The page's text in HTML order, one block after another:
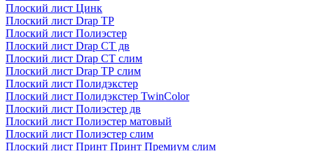
Плоский лист Цинк
Плоский лист Drap ТР
Плоский лист Полиэстер
Плоский лист Drap СТ дв
Плоский лист Drap СТ слим
Плоский лист Drap ТР слим
Плоский лист Полидэкстер
Плоский лист Полидэкстер TwinColor
Плоский лист Полиэстер дв
Плоский лист Полиэстер матовый
Плоский лист Полиэстер слим
Плоский лист Принт Принт Премиум слим